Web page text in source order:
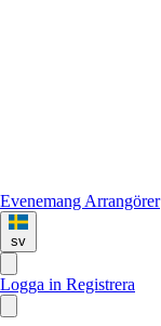
Evenemang Arrangörer
sv
Logga in Registrera